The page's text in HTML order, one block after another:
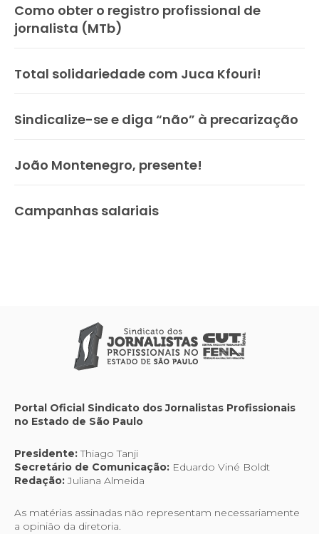
Como obter o registro profissional de
jornalista (MTb)
Total solidariedade com Juca Kfouri!
Sindicalize-se e diga “não” à precarização
João Montenegro, presente!
Campanhas salariais
Portal Oficial Sindicato dos Jornalistas Profissionais
no Estado de São Paulo
Presidente:Thiago Tanji
Secretário de Comunicação: Eduardo Viné Boldt
Redação:Juliana Almeida
As matérias assinadas não representam necessariamente
a opinião da diretoria.